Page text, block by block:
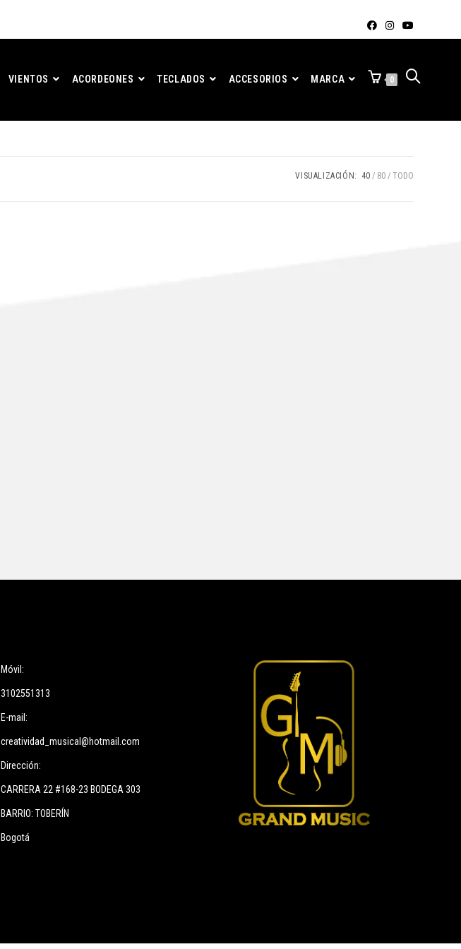
VIENTOS ACORDEONES TECLADOS ACCESORIOS MARCA 0
VISUALIZACIÓN: 40 80 TODO
Móvil:
3102551313
E-mail:
creatividad_musical@hotmail.com
Dirección:
CARRERA 22 #168-23 BODEGA 303
BARRIO: TOBERÍN
Bogotá